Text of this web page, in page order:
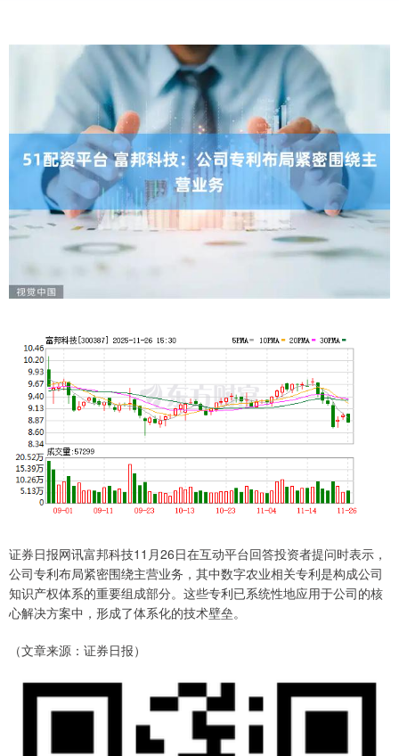
证券日报网讯富邦科技11月26日在互动平台回答投资者提问时表示，
公司专利布局紧密围绕主营业务，其中数字农业相关专利是构成公司
知识产权体系的重要组成部分。这些专利已系统性地应用于公司的核
心解决方案中，形成了体系化的技术壁垒。
（文章来源：证券日报）